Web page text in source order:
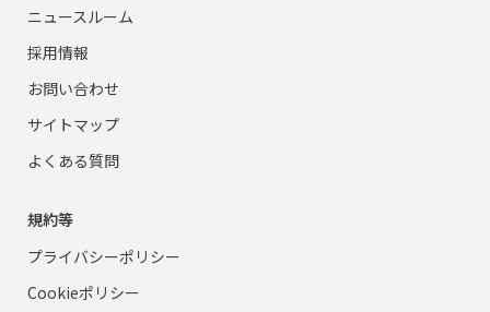
ニュースルーム
採用情報
お問い合わせ
サイトマップ
よくある質問
規約等
プライバシーポリシー
Cookieポリシー